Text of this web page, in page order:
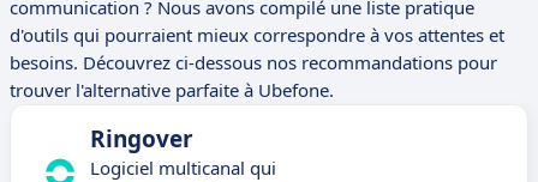
communication ? Nous avons compilé une liste pratique
d'outils qui pourraient mieux correspondre à vos attentes et
besoins. Découvrez ci-dessous nos recommandations pour
trouver l'alternative parfaite à Ubefone.
Ringover
Logiciel multicanal qui